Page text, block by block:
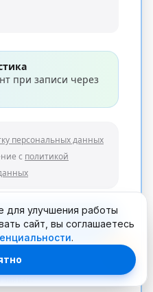
при записи через
персональных данных
с политикой
заявку
заявке.
для улучшения работы
сайт, вы соглашаетесь
.